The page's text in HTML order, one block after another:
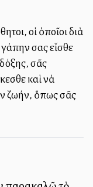
οἱ ὁποῖοι διὰ
σας εἶσθε
σᾶς
καὶ νὰ
ζωήν, ὅπως σᾶς